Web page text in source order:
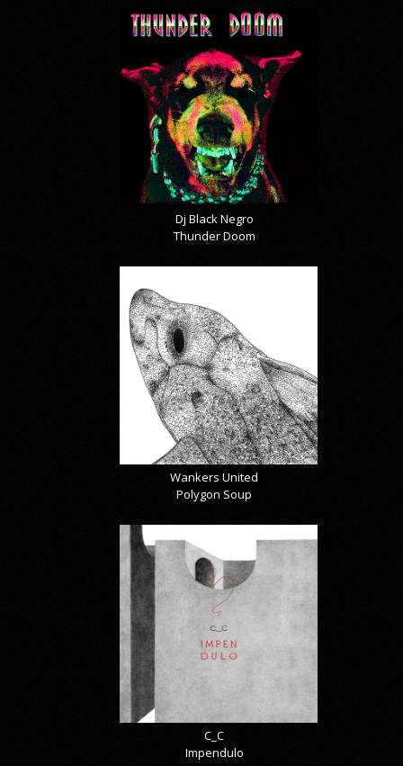
Dj Black Negro
Thunder Doom
Wankers United
Polygon Soup
C_C
Impendulo